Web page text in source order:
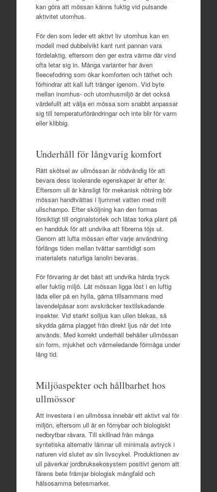
kan göra att mössan känns fuktig vid pulsande
aktivitet utomhus.
För den som leder ett aktivt liv utomhus kan en
modell med dubbelvikt kant runt pannan vara
fördelaktig, eftersom den ger extra värme där vind
ofta letar sig in. Många varianter har även
fleecefodring som ökar komforten och täthet och
förhindrar att kall luft tränger igenom. Vid byte
mellan inomhus- och utomhusmiljö är det också
värdefullt att välja en mössa som snabbt anpassar
sig till temperaturförändringar och inte blir för varm
eller klibbig.
Underhåll för långvarig komfort
Rätt skötsel av ullmössan är nödvändig för att
bevara dess isolerande egenskaper år efter år.
Eftersom ull är känsligt för mekanisk nötning bör
mössan handtvättas i ljummet vatten med milt
ullschampo. Efter sköljning kan den formas
försiktigt till originalstorlek och låtas torka plant på
en handduk för att undvika att fibrerna töjs ut.
Genom att lufta mössan efter varje användning
förlängs tiden mellan tvättar samtidigt som
materialets naturliga lanolin bevaras.
För förvaring är det bäst att undvika hårda tryck
eller fuktig miljö. Låt mössan ligga löst i en luftig
låda eller på en hylla, gärna tillsammans med
lavendelpåsar som avskräcker textilskadande
insekter. Vid starkt solljus kan ullen blekas, så
skydda gärna plagget från direkt ljus när det inte
används. Med korrekt underhåll behåller ullmössan
sin form, mjukhet och värmeledande förmåga under
lång tid.
Miljöaspekter och hållbarhet hos
ullmössor
Att investera i en ullmössa innebär ett aktivt val för
miljön, eftersom ull är en förnybar och biologiskt
nedbrytbar råvara. Till skillnad från många
syntetiska alternativ lämnar ull minimala avtryck i
naturen vid slutet av sin livscykel. Produktionen av
ull påverkar jordbruksekosystem positivt genom att
fårens bete främjar biologisk mångfald och
hälsosamma betesmarker.